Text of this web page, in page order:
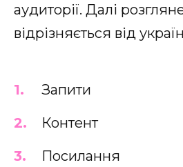
аудиторії. Далі
відрізняється від
Запити
Контент
Посилання